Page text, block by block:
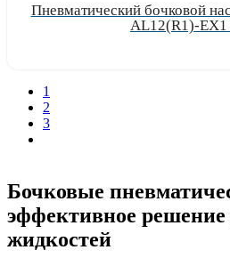
Пневматический бочковой
AL12(R1)-EX1
1
2
3
Бочковые
эффективное решение
жидкостей